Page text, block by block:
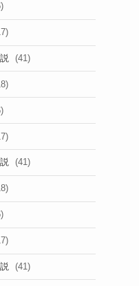
(41)
(41)
(41)